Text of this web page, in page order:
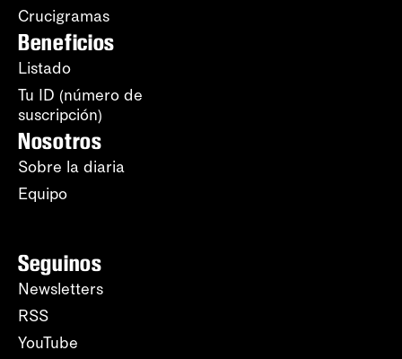
Crucigramas
Beneficios
Listado
Tu ID (número de
suscripción)
Nosotros
Sobre la diaria
Equipo
Seguinos
Newsletters
RSS
YouTube